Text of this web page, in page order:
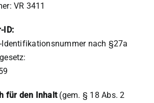
VR 3411
ID:
Identifikationsnummer nach §27a
für den Inhalt(gem. § 18 Abs. 2